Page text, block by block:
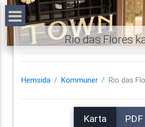
Rio das Flores
Hemsida Kommuner Rio das
Karta PDF